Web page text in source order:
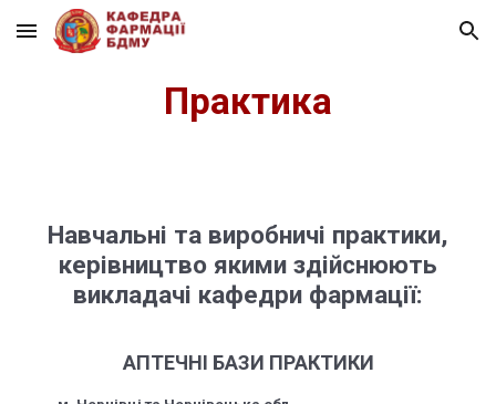
Skip to main content Skip to navigation
Практика
Навчальні та виробничі практики,
керівництво якими здійснюють
викладачі кафедри фармації:
АПТЕЧНІ БАЗИ ПРАКТИКИ